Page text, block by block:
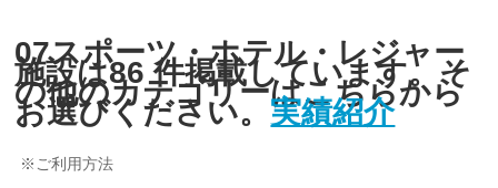
07スポーツ・ホテル・レジャー
施設は86 件掲載しています。そ
の他のカテゴリーはこちらから
お選びください。 実績紹介
※ご利用方法